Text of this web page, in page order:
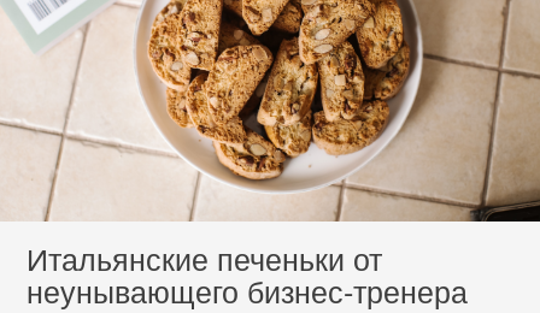
Итальянские печеньки от
неунывающего бизнес-тренера